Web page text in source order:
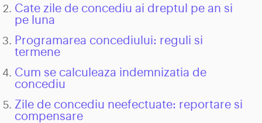
Cate zile de concediu ai dreptul pe an si
pe luna
Programarea concediului: reguli si
termene
Cum se calculeaza indemnizatia de
concediu
Zile de concediu neefectuate: reportare si
compensare